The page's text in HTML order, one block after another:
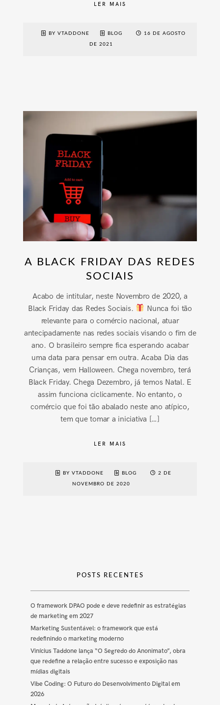
LER MAIS
BY VTADDONE BLOG 16 DE AGOSTO
DE 2021
A BLACK FRIDAY DAS REDES
SOCIAIS
Acabo de intitular, neste Novembro de 2020, a
Black Friday das Redes Sociais.
Nunca foi tão
relevante para o comércio nacional, atuar
antecipadamente nas redes sociais visando o fim de
ano. O brasileiro sempre fica esperando acabar
uma data para pensar em outra. Acaba Dia das
Crianças, vem Halloween. Chega novembro, terá
Black Friday. Chega Dezembro, já temos Natal. E
assim funciona ciclicamente. No entanto, o
comércio que foi tão abalado neste ano atípico,
tem que tomar a iniciativa […]
LER MAIS
BY VTADDONE BLOG 2 DE
NOVEMBRO DE 2020
POSTS RECENTES
O framework DPAO pode e deve redefinir as estratégias
de marketing em 2027
Marketing Sustentável: o framework que está
redefinindo o marketing moderno
Vinícius Taddone lança “O Segredo do Anonimato”, obra
que redefine a relação entre sucesso e exposição nas
mídias digitais
Vibe Coding: O Futuro do Desenvolvimento Digital em
2026